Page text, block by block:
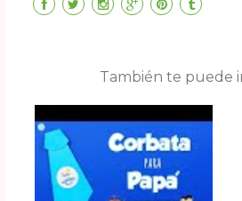
También te puede